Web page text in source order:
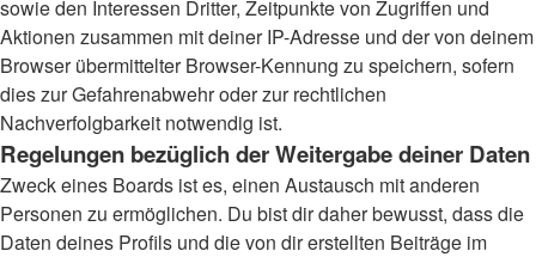
sowie den Interessen Dritter, Zeitpunkte von Zugriffen und
Aktionen zusammen mit deiner IP-Adresse und der von deinem
Browser übermittelter Browser-Kennung zu speichern, sofern
dies zur Gefahrenabwehr oder zur rechtlichen
Nachverfolgbarkeit notwendig ist.
Regelungen bezüglich der Weitergabe deiner Daten
Zweck eines Boards ist es, einen Austausch mit anderen
Personen zu ermöglichen. Du bist dir daher bewusst, dass die
Daten deines Profils und die von dir erstellten Beiträge im